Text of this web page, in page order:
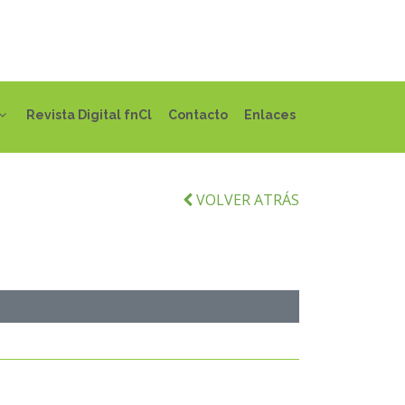
Revista Digital fnCl Contacto Enlaces
VOLVER ATRÁS